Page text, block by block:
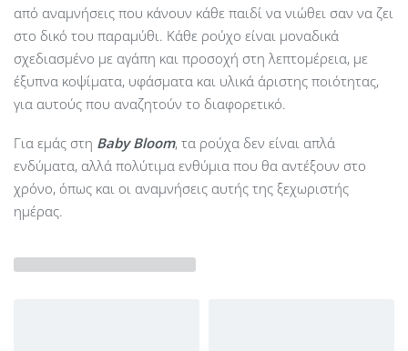
από αναμνήσεις που κάνουν κάθε παιδί να νιώθει σαν να ζει
στο δικό του παραμύθι. Κάθε ρούχο είναι μοναδικά
σχεδιασμένο με αγάπη και προσοχή στη λεπτομέρεια, με
έξυπνα κοψίματα, υφάσματα και υλικά άριστης ποιότητας,
για αυτούς που αναζητούν το διαφορετικό.
Για εμάς στη Baby Bloom, τα ρούχα δεν είναι απλά
ενδύματα, αλλά πολύτιμα ενθύμια που θα αντέξουν στο
χρόνο, όπως και οι αναμνήσεις αυτής της ξεχωριστής
ημέρας.